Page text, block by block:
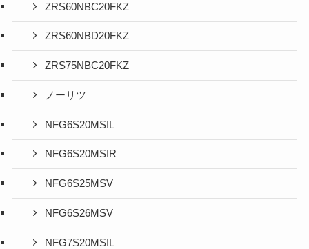
ZRS60NBC20FKZ
ZRS60NBD20FKZ
ZRS75NBC20FKZ
ノーリツ
NFG6S20MSIL
NFG6S20MSIR
NFG6S25MSV
NFG6S26MSV
NFG7S20MSIL